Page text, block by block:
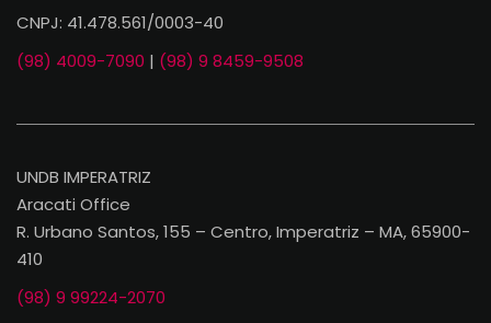
CNPJ: 41.478.561/0003-40
(98) 4009-7090 | (98) 9 8459-9508
UNDB IMPERATRIZ
Aracati Office
R. Urbano Santos, 155 – Centro, Imperatriz – MA, 65900-
410
(98) 9 99224-2070